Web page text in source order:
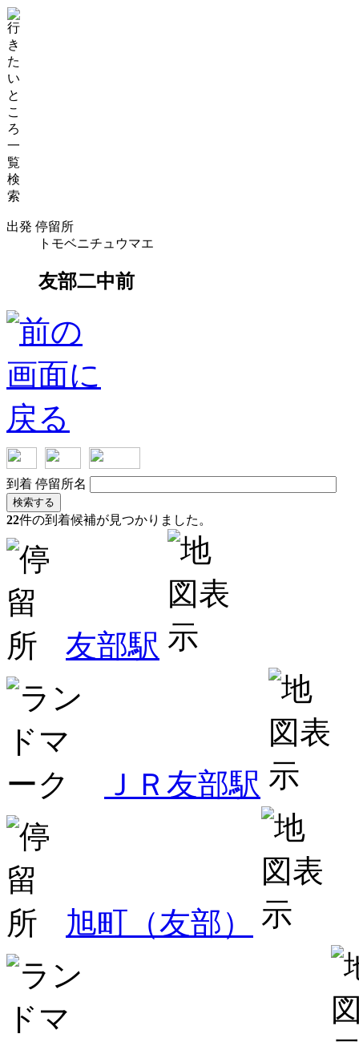
出発 停留所
トモベニチュウマエ
友部二中前
到着 停留所名
検索する
22件の到着候補が見つかりました。
友部駅
ＪＲ友部駅
旭町（友部）